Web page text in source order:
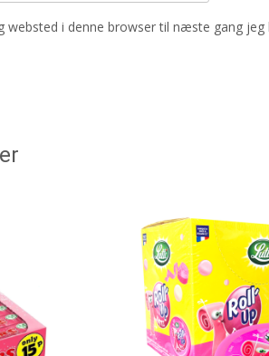
websted i denne browser til næste gang jeg